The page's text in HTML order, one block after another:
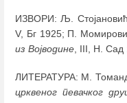
ИЗВOРИ: Љ.
V, Бг 1925; П.
из Војводине , III, Н. Сад
ЛИТЕРАТУРА: М.
црквеног певачког